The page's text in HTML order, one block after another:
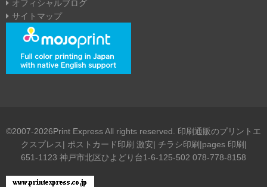
オフィシャルブログ
サイトマップ
©2007-2026Print Express All rights reserved. 印刷通販のプリントエ
クスプレス| ポストカード印刷 激安| チラシ印刷|pages 印刷|
651-1123 神戸市北区ひよどり台1-6-125-502 078-778-8158